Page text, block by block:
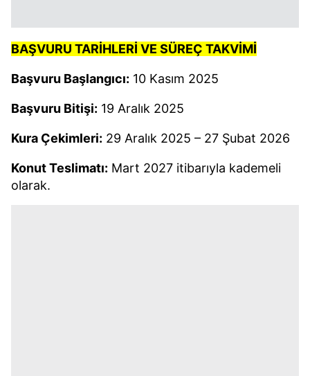
BAŞVURU TARİHLERİ VE SÜREÇ TAKVİMİ
Başvuru Başlangıcı: 10 Kasım 2025
Başvuru Bitişi: 19 Aralık 2025
Kura Çekimleri: 29 Aralık 2025 – 27 Şubat 2026
Konut Teslimatı: Mart 2027 itibarıyla kademeli
olarak.